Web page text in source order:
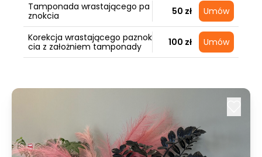
Tamponada wrastającego pa
znokcia
50 zł Umów
Korekcja wrastającego paznok
cia z założniem tamponady
100 zł Umów